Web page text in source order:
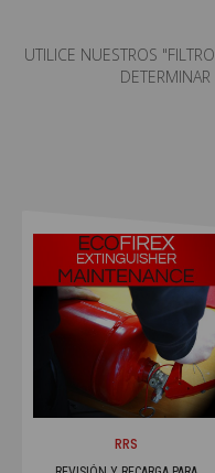
UTILICE NUESTROS
RRS